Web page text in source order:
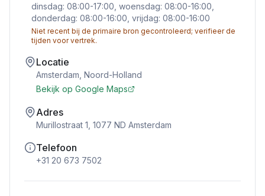
dinsdag: 08:00-17:00, woensdag: 08:00-16:00,
donderdag: 08:00-16:00, vrijdag: 08:00-16:00
Niet recent bij de primaire bron gecontroleerd; verifieer de
tijden voor vertrek.
Locatie
Amsterdam Noord-Holland
Bekijk op Google Maps
Adres
Murillostraat 1, 1077 ND Amsterdam
Telefoon
+31 20 673 7502